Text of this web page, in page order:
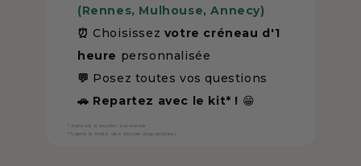
(Rennes, Mulhouse, Annecy)
⏰ Choisissez votre créneau d'1
heure personnalisée
💬 Posez toutes vos questions
🚗 Repartez avec le kit* ! 😁
* hors kit à monter soi-même
**(dans la limite des stocks disponibles)